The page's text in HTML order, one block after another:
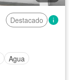
Destacado
Agua